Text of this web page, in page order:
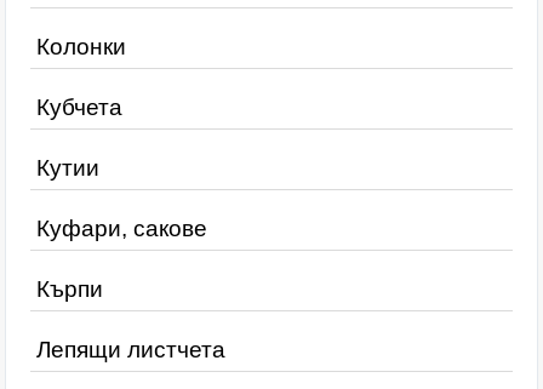
Колонки
Кубчета
Кутии
Куфари, сакове
Кърпи
Лепящи листчета